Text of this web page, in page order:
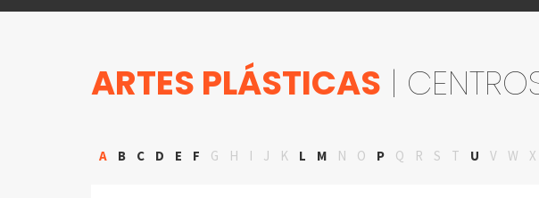
ARTES PLÁSTICAS |
A B C D E F G H I J K L M N O P Q R S T U V W X